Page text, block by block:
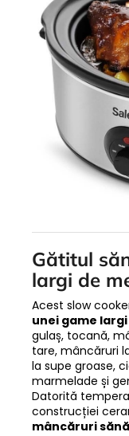
Gătitul
largi de
Acest slow
unei game
gulaș, tocană,
tare, mâncăruri
la supe groase,
marmelade și
Datorită
construcției
mâncăruri